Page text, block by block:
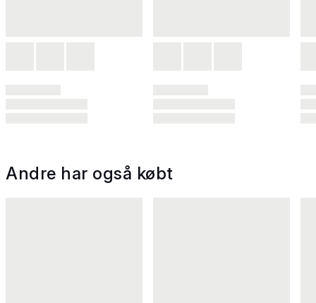
Andre har også købt